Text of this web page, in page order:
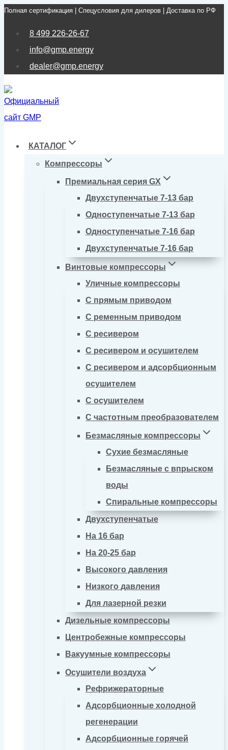
Перейти
Полная сертификация | Спецусловия для дилеров | Доставка по РФ
8 499 226-26-67
info@gmp.energy
dealer@gmp.energy
КАТАЛОГ
Компрессоры
Премиальная серия GX
Двухступенчатые 7-13 бар
Одноступенчатые 7-13 бар
Одноступенчатые 7-16 бар
Двухступенчатые 7-16 бар
Винтовые компрессоры
Уличные компрессоры
С прямым приводом
С ременным приводом
С ресивером
С ресивером и осушителем
С ресивером и адсорбционным
осушителем
С осушителем
С частотным преобразователем
Безмасляные компрессоры
Сухие безмасляные
Безмасляные с впрыском
воды
Спиральные компрессоры
Двухступенчатые
На 16 бар
На 20-25 бар
Высокого давления
Низкого давления
Для лазерной резки
Дизельные компрессоры
Центробежные компрессоры
Вакуумные компрессоры
Осушители воздуха
Рефрижераторные
Адсорбционные холодной
регенерации
Адсорбционные горячей